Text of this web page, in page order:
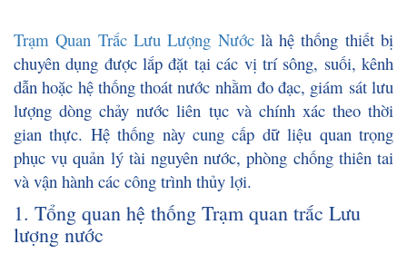
Trạm Quan Trắc Lưu Lượng Nướclà hệ thống thiết bị
chuyên dụng được lắp đặt tại các vị trí sông, suối, kênh
dẫn hoặc hệ thống thoát nước nhằm đo đạc, giám sát lưu
lượng dòng chảy nước liên tục và chính xác theo thời
gian thực. Hệ thống này cung cấp dữ liệu quan trọng
phục vụ quản lý tài nguyên nước, phòng chống thiên tai
và vận hành các công trình thủy lợi.
1. Tổng quan hệ thống Trạm quan trắc Lưu
lượng nước